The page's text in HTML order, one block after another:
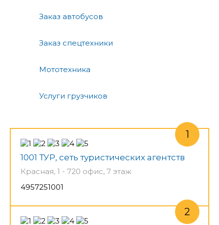
Заказ автобусов
Заказ спецтехники
Мототехника
Услуги грузчиков
1001 ТУР, сеть туристических агентств
Красная, 1 - 720 офис, 7 этаж
4957251001